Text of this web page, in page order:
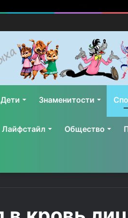
Дети Знаменитости
Лайфстайл Общество